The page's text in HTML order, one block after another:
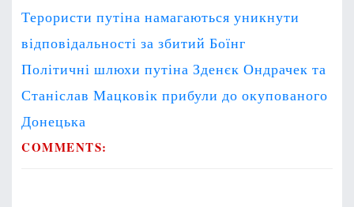
P
o
s
t
n
a
v
Терористи путіна намагаються уникнути
відповідальності за збитий Боїнг
Політичні шлюхи путіна Зденєк Ондрачек та
Станіслав Мацковік прибули до окупованого
Донецька
COMMENTS: